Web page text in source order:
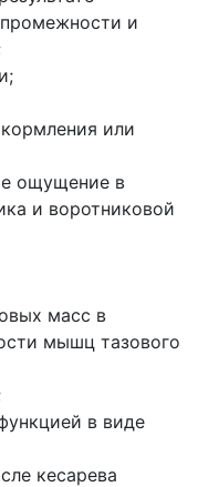
и
или
ощущение в
и воротниковой
масс в
мышц тазового
в виде
кесарева